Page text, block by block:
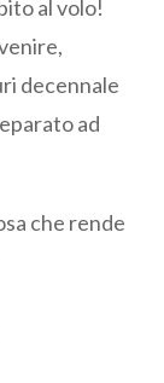
al volo!
decennale
ad
che rende